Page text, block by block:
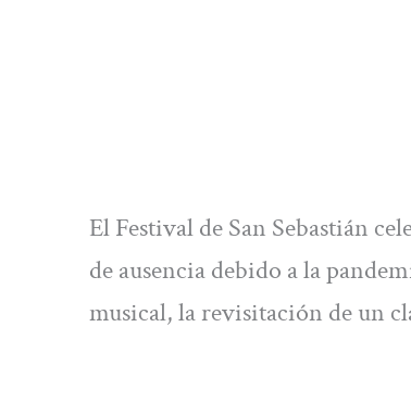
El Festival de San Sebastián
de ausencia debido a la
musical, la revisitación de un